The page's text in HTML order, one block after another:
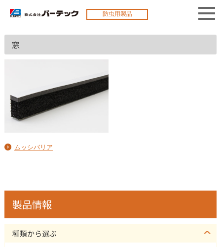
防虫用製品
窓
ムッシバリア
製品情報
種類から選ぶ